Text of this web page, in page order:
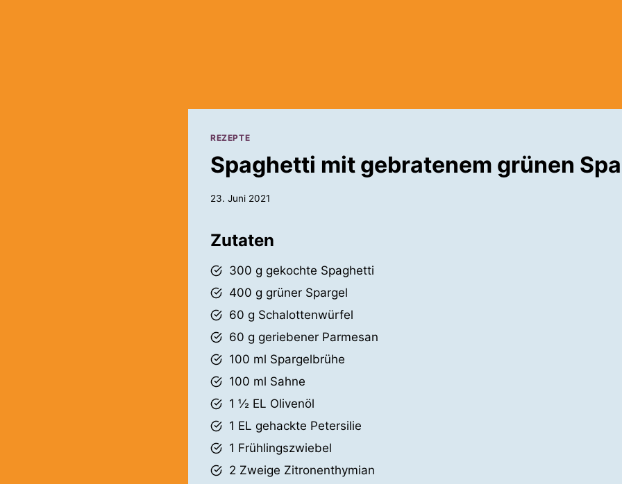
REZEPTE
Spaghetti mit gebratenem grünen
23. Juni 2021
Zutaten
300 g gekochte Spaghetti
400 g grüner Spargel
60 g Schalottenwürfel
60 g geriebener Parmesan
100 ml Spargelbrühe
100 ml Sahne
1 ½ EL Olivenöl
1 EL gehackte Petersilie
1 Frühlingszwiebel
2 Zweige Zitronenthymian